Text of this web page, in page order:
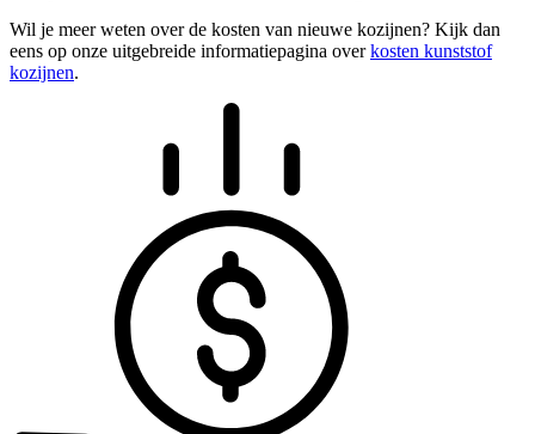
Wil je meer weten over de kosten van nieuwe kozijnen? Kijk dan
eens op onze uitgebreide informatiepagina overkosten kunststof
kozijnen.